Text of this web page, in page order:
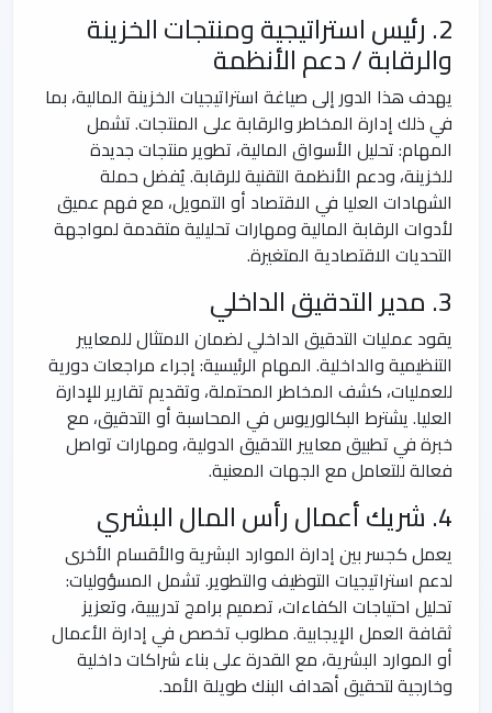
2. رئيس استراتيجية ومنتجات الخزينة
والرقابة / دعم الأنظمة
يهدف هذا الدور إلى صياغة استراتيجيات الخزينة المالية، بما
في ذلك إدارة المخاطر والرقابة على المنتجات. تشمل
المهام: تحليل الأسواق المالية، تطوير منتجات جديدة
للخزينة، ودعم الأنظمة التقنية للرقابة. يُفضل حملة
الشهادات العليا في الاقتصاد أو التمويل، مع فهم عميق
لأدوات الرقابة المالية ومهارات تحليلية متقدمة لمواجهة
التحديات الاقتصادية المتغيرة.
3. مدير التدقيق الداخلي
يقود عمليات التدقيق الداخلي لضمان الامتثال للمعايير
التنظيمية والداخلية. المهام الرئيسية: إجراء مراجعات دورية
للعمليات، كشف المخاطر المحتملة، وتقديم تقارير للإدارة
العليا. يشترط البكالوريوس في المحاسبة أو التدقيق، مع
خبرة في تطبيق معايير التدقيق الدولية، ومهارات تواصل
فعالة للتعامل مع الجهات المعنية.
4. شريك أعمال رأس المال البشري
يعمل كجسر بين إدارة الموارد البشرية والأقسام الأخرى
لدعم استراتيجيات التوظيف والتطوير. تشمل المسؤوليات:
تحليل احتياجات الكفاءات، تصميم برامج تدريبية، وتعزيز
ثقافة العمل الإيجابية. مطلوب تخصص في إدارة الأعمال
أو الموارد البشرية، مع القدرة على بناء شراكات داخلية
وخارجية لتحقيق أهداف البنك طويلة الأمد.